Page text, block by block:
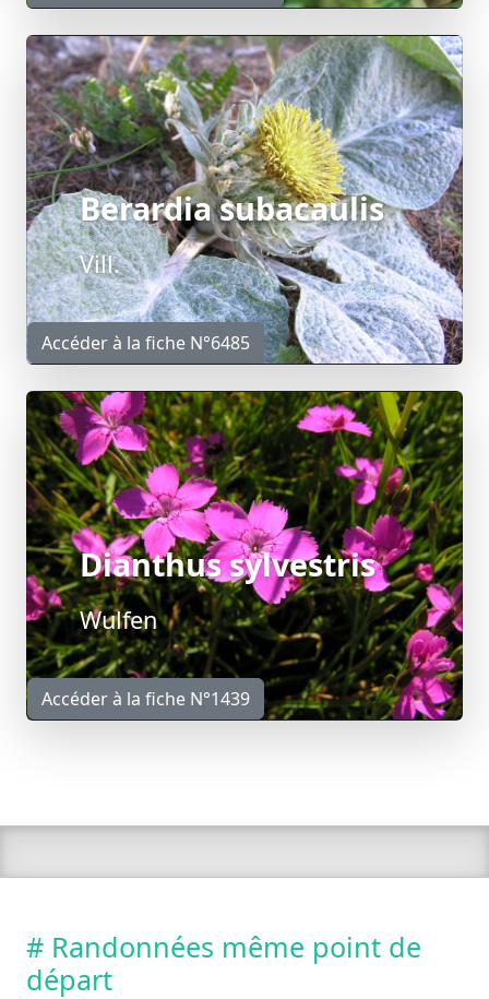
Berardia subacaulis
Vill.
Accéder à la fiche N°6485
Dianthus sylvestris
Wulfen
Accéder à la fiche N°1439
# Randonnées même point de
départ